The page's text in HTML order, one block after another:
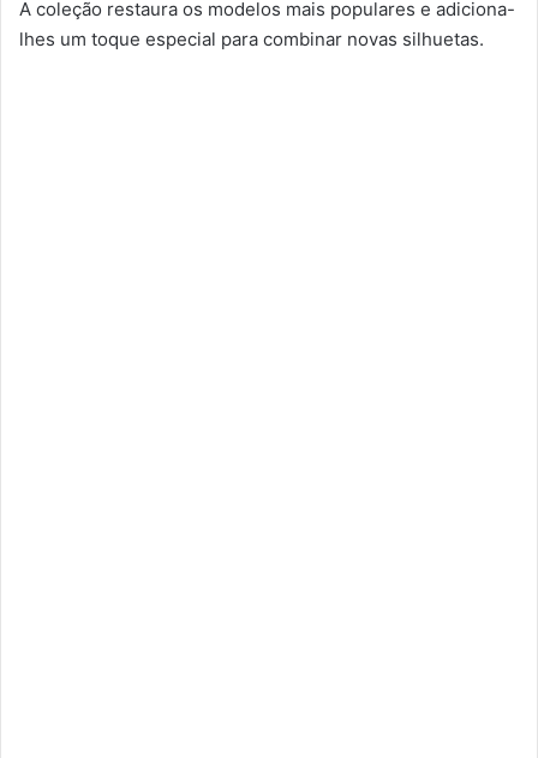
A coleção restaura os modelos mais populares e adiciona-
lhes um toque especial para combinar novas silhuetas.